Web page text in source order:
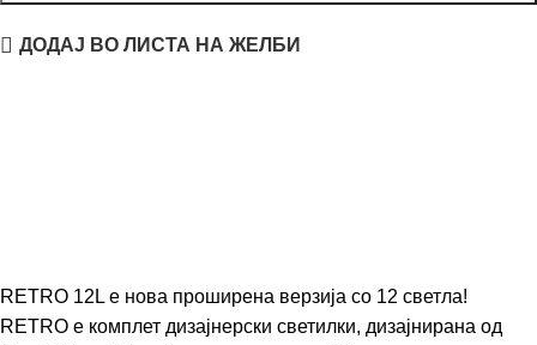
ДОДАЈ ВО ЛИСТА НА ЖЕЛБИ
RETRO 12L е нова проширена верзија со 12 светла!
RETRO е комплет дизајнерски светилки, дизајнирана од